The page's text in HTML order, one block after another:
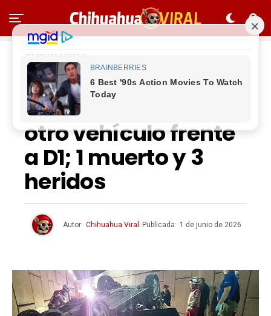
CHIHUAHUA
Cae auto desde
puente y aplasta
otro vehículo frente
a D1; 1 muerto y 3
heridos
Autor: Chihuahua Viral Publicada: 1 de junio de 2026